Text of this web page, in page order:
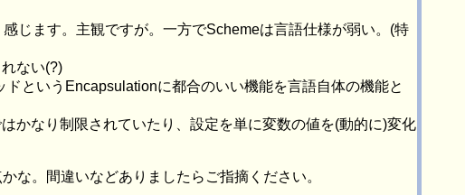
じます。主観ですが。一方でSchemeは言語仕様が弱い。(特
ない(?)
というEncapsulationに都合のいい機能を言語自体の機能と
かなり制限されていたり、設定を単に変数の値を(動的に)変化
な。間違いなどありましたらご指摘ください。